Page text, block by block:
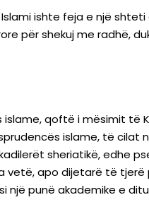
ishte feja e një
për shekuj me radhë,
islame, qoftë i mësimit
islame, të
sheriatikë, edhe
apo dijetarë të tjerë
një punë akademike e